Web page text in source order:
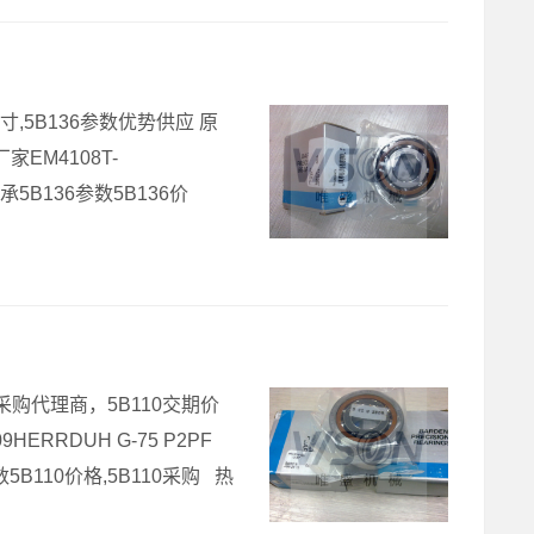
,5B136参数优势供应 原
家EM4108T-
5B136参数5B136价
购代理商，5B110交期价
G-75 P2PF
5B110价格,5B110采购 热